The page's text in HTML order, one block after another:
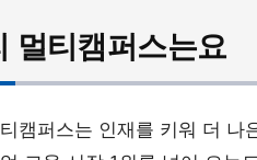
멀티캠퍼스는요
캠퍼스는 인재를 키워 더 나